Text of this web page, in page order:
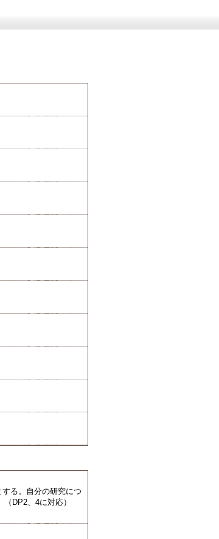
る。自分の研究につ
DP2、4に対応）